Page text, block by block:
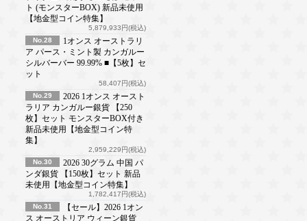
ト (モンスターBOX) 新品未使用
【地金型コイン特集】
5,879,933円(税込)
No.28
1オンス オーストラリ
ア パース・ミント製 カンガルー
シルバーバー 99.99% ■【5枚】セ
ット
58,407円(税込)
No.29
2026 1オンス オースト
ラリア カンガルー銀貨 【250
枚】セット モンスターBOX付き
新品未使用【地金型コイン特
集】
2,959,229円(税込)
No.30
2026 30グラム 中国 パ
ンダ銀貨 【150枚】セット 新品
未使用【地金型コイン特集】
1,782,417円(税込)
No.31
【セール】2026 1オン
ス オーストリア ウィーン銀貨